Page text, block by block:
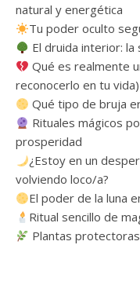
natural y energética
Tu poder oculto
El druida interior:
Qué es realmente
reconocerlo en tu vida)
Qué tipo de bruja
Rituales mágicos
prosperidad
¿Estoy en un
volviendo loco/a?
El poder de la luna
Ritual sencillo de
Plantas